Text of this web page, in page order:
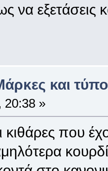
να εξετάσεις
και
20:38 »
κιθάρες που